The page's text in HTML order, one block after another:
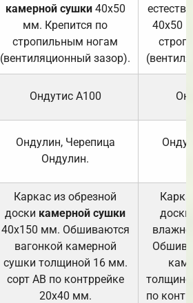
камерной сушки40х50
мм. Крепится по
стропильным ногам
(вентиляционный зазор).
40х50
Ондутис А100
Ондулин, Черепица
Ондулин.
Каркас из обрезной
доски камерной сушки
40х150 мм. Обшиваются
вагонкой камерной
сушки толщиной 16 мм.
сорт АВ по контррейке
20х40 мм.
доски
по